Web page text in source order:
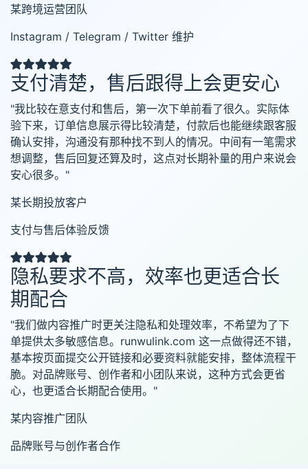
某跨境运营团队
Instagram / Telegram / Twitter 维护
支付清楚，售后跟得上会更安心
"我比较在意支付和售后，第一次下单前看了很久。实际体
验下来，订单信息展示得比较清楚，付款后也能继续跟客服
确认安排，沟通没有那种找不到人的情况。中间有一笔需求
想调整，售后回复还算及时，这点对长期补量的用户来说会
安心很多。"
某长期投放客户
支付与售后体验反馈
隐私要求不高，效率也更适合长
期配合
"我们做内容推广时更关注隐私和处理效率，不希望为了下
单提供太多敏感信息。runwulink.com 这一点做得还不错，
基本按页面提交公开链接和必要资料就能安排，整体流程干
脆。对品牌账号、创作者和小团队来说，这种方式会更省
心，也更适合长期配合使用。"
某内容推广团队
品牌账号与创作者合作